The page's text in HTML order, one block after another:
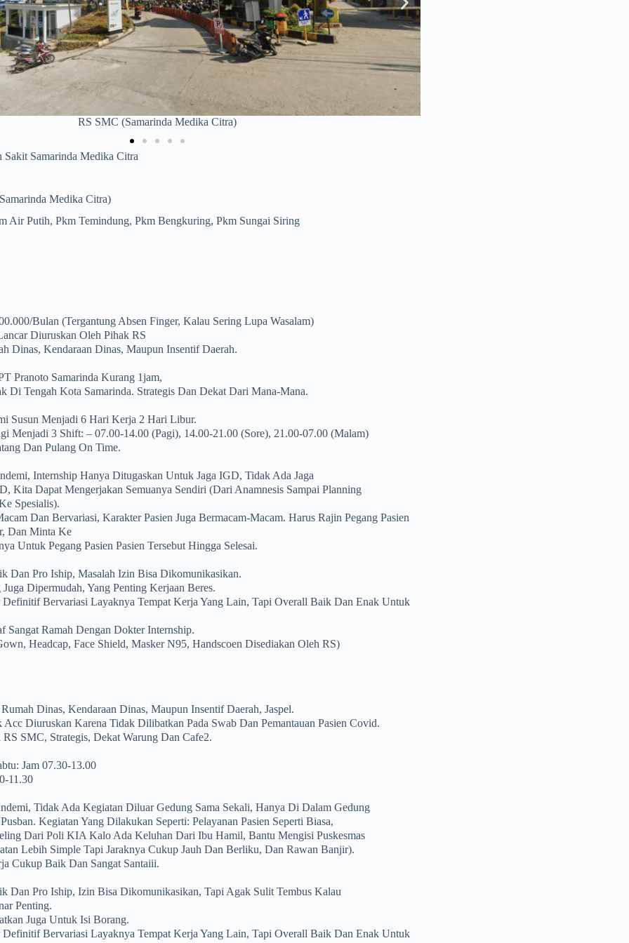
Pkm Air Putih
Sakit Samarinda Medika Citra
Medika Citra)
Air Putih, Pkm Temindung, Pkm Bengkuring, Pkm Sungai Siring
bulan (tergantung Absen Finger, Kalau Sering Lupa Wasalam)
Diuruskan Oleh Pihak RS
Dinas, Kendaraan Dinas, Maupun Insentif Daerah.
Pranoto Samarinda Kurang 1jam,
Di Tengah Kota Samarinda. Strategis Dan Dekat Dari Mana-Mana.
Susun Menjadi 6 Hari Kerja 2 Hari Libur.
Menjadi 3 Shift: – 07.00-14.00 (pagi), 14.00-21.00 (sore), 21.00-07.00 (malam)
Dan Pulang On Time.
Internship Hanya Ditugaskan Untuk Jaga IGD, Tidak Ada Jaga
Kita Dapat Mengerjakan Semuanya Sendiri (dari Anamnesis Sampai Planning
Spesialis).
Dan Bervariasi, Karakter Pasien Juga Bermacam-Macam. Harus Rajin Pegang Pasien
Dan Minta Ke
Untuk Pegang Pasien Pasien Tersebut Hingga Selesai.
Dan Pro Iship, Masalah Izin Bisa Dikomunikasikan.
Dipermudah, Yang Penting Kerjaan Beres.
Bervariasi Layaknya Tempat Kerja Yang Lain, Tapi Overall Baik Dan Enak Untuk
Sangat Ramah Dengan Dokter Internship.
Headcap, Face Shield, Masker N95, Handscoen Disediakan Oleh RS)
Dinas, Kendaraan Dinas, Maupun Insentif Daerah, Jaspel.
Diuruskan Karena Tidak Dilibatkan Pada Swab Dan Pemantauan Pasien Covid.
SMC, Strategis, Dekat Warung Dan Cafe2.
Jam 07.30-13.00
11.30
Tidak Ada Kegiatan Diluar Gedung Sama Sekali, Hanya Di Dalam Gedung
Kegiatan Yang Dilakukan Seperti: Pelayanan Pasien Seperti Biasa,
Dari Poli KIA Kalo Ada Keluhan Dari Ibu Hamil, Bantu Mengisi Puskesmas
Lebih Simple Tapi Jaraknya Cukup Jauh Dan Berliku, Dan Rawan Banjir).
Cukup Baik Dan Sangat Santaiii.
Dan Pro Iship, Izin Bisa Dikomunikasikan, Tapi Agak Sulit Tembus Kalau
Penting.
Juga Untuk Isi Borang.
Bervariasi Layaknya Tempat Kerja Yang Lain, Tapi Overall Baik Dan Enak Untuk